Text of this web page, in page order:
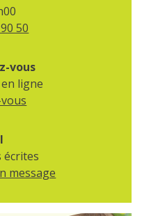
50
vous
ligne
écrites
message